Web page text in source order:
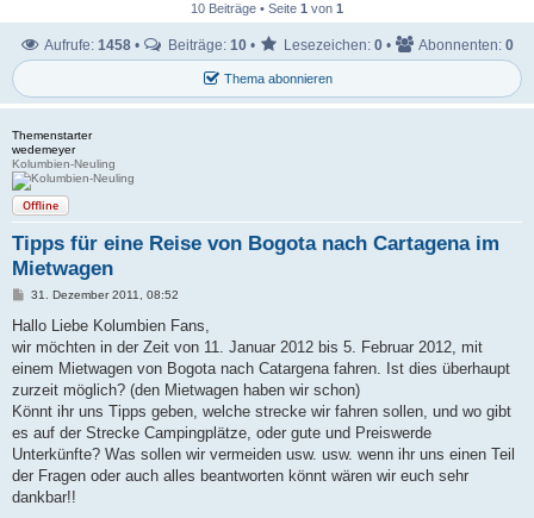
10 Beiträge • Seite 1 von 1
Thema abonnieren
Aufrufe: 1458 • Beiträge: 10 • Lesezeichen: 0 • Abonnenten: 0
Themenstarter
wedemeyer
Kolumbien-Neuling
Offline
Tipps für eine Reise von Bogota nach Cartagena im
Mietwagen
B
i
r
a
31. Dezember 2011, 08:52
Hallo Liebe Kolumbien Fans,
wir möchten in der Zeit von 11. Januar 2012 bis 5. Februar 2012, mit
einem Mietwagen von Bogota nach Catargena fahren. Ist dies überhaupt
zurzeit möglich? (den Mietwagen haben wir schon)
Könnt ihr uns Tipps geben, welche strecke wir fahren sollen, und wo gibt
es auf der Strecke Campingplätze, oder gute und Preiswerde
Unterkünfte? Was sollen wir vermeiden usw. usw. wenn ihr uns einen Teil
der Fragen oder auch alles beantworten könnt wären wir euch sehr
dankbar!!